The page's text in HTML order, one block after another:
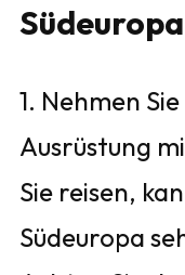
Südeuropa
1. Nehmen
Ausrüstung
Sie reisen,
Südeuropa